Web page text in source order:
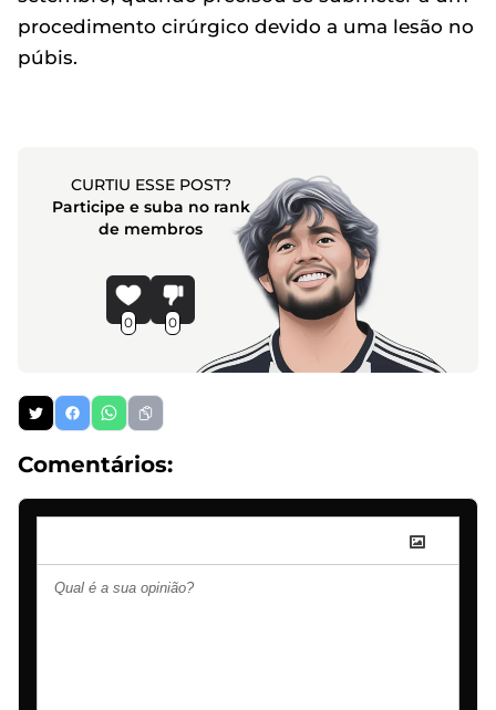
procedimento cirúrgico devido a uma lesão no
púbis.
CURTIU ESSE POST?
Participe e suba no rank
de membros
0 0
Comentários: